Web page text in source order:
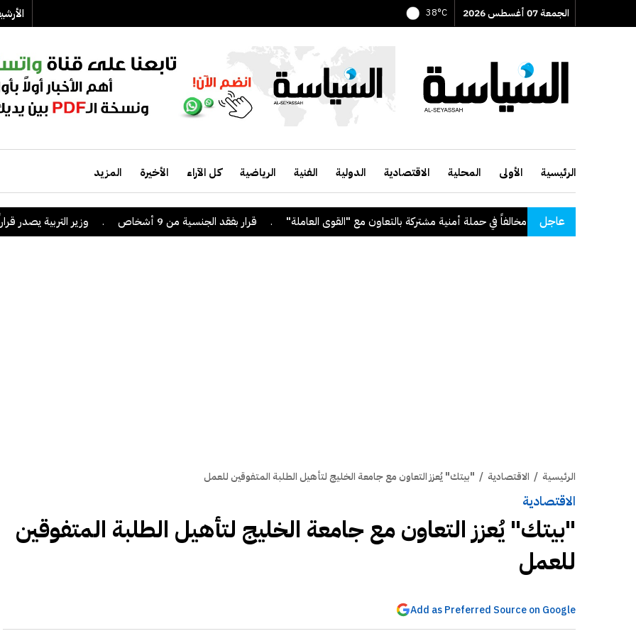
الجمعة 07 أغسطس 2026 38°C
الرئيسية الأولى المحلية الاقتصادية الدولية الفنية الرياضية كل الآراء الأخيرة المزيد
عاجل . قرار بفقد الجنسية من 9 أشخاص . وزير التربية يصدر قراراً
الرئيسية / الاقتصادية / "بيتك" يُعزز التعاون مع جامعة الخليج لتأهيل الطلبة المتفوقين للعمل
الاقتصادية
"بيتك" يُعزز التعاون مع جامعة الخليج لتأهيل الطلبة المتفوقين
للعمل
Add as Preferred Source on Google